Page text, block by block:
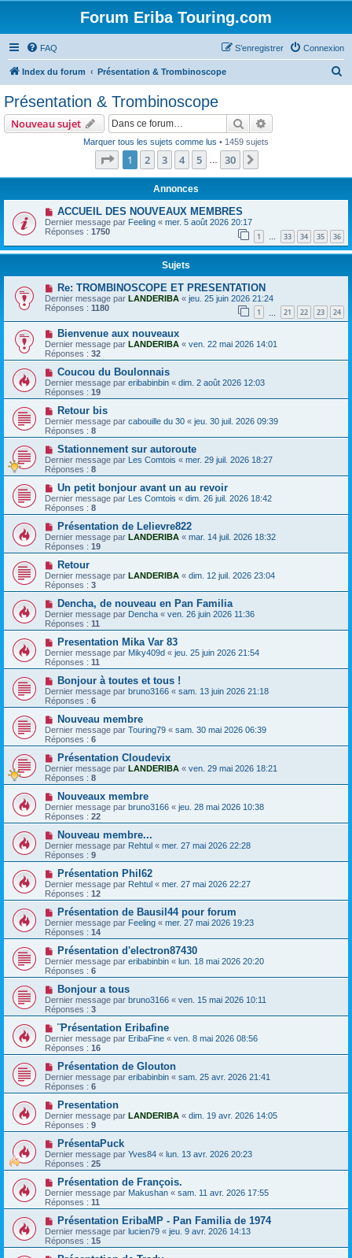
Forum Eriba Touring.com
FAQ Connexion
S’enregistrer
Index du forum Présentation & Trombinoscope
h
r
Présentation & Trombinoscope
Nouveau sujet Rechercher
Marquer tous les sujets comme lus • 1459 sujets
Page 1sur30
1 2 3 4 5 30
Annonces
ACCUEIL DES NOUVEAUX MEMBRES
Dernier message par Feeling « mer. 5 août 2026 20:17
Réponses : 1750 1 … 33 34 35 36
Sujets
Re: TROMBINOSCOPE ET PRESENTATION
Dernier message par LANDERIBA « jeu. 25 juin 2026 21:24
Réponses : 1180 1 21 22 23 24
Bienvenue aux nouveaux
Dernier message par LANDERIBA « ven. 22 mai 2026 14:01
Réponses : 32
Coucou du Boulonnais
Dernier message par eribabinbin « dim. 2 août 2026 12:03
Réponses : 19
Retour bis
Dernier message par cabouille du 30 « jeu. 30 juil. 2026 09:39
Réponses : 8
Stationnement sur autoroute
Dernier message par Les Comtois « mer. 29 juil. 2026 18:27
Réponses : 8
Un petit bonjour avant un au revoir
Dernier message par Les Comtois « dim. 26 juil. 2026 18:42
Réponses : 8
Présentation de Lelievre822
Dernier message par LANDERIBA « mar. 14 juil. 2026 18:32
Réponses : 19
Retour
Dernier message par LANDERIBA « dim. 12 juil. 2026 23:04
Réponses : 3
Dencha, de nouveau en Pan Familia
Dernier message par Dencha « ven. 26 juin 2026 11:36
Réponses : 11
Presentation Mika Var 83
Dernier message par Miky409d « jeu. 25 juin 2026 21:54
Réponses : 11
Bonjour à toutes et tous !
Dernier message par bruno3166 « sam. 13 juin 2026 21:18
Réponses : 6
Nouveau membre
Dernier message par Touring79 « sam. 30 mai 2026 06:39
Réponses : 6
Présentation Cloudevix
Dernier message par LANDERIBA « ven. 29 mai 2026 18:21
Réponses : 8
Nouveaux membre
Dernier message par bruno3166 « jeu. 28 mai 2026 10:38
Réponses : 22
Nouveau membre...
Dernier message par Rehtul « mer. 27 mai 2026 22:28
Réponses : 9
Présentation Phil62
Dernier message par Rehtul « mer. 27 mai 2026 22:27
Réponses : 12
Présentation de Bausil44 pour forum
Dernier message par Feeling « mer. 27 mai 2026 19:23
Réponses : 14
Présentation d'electron87430
Dernier message par eribabinbin « lun. 18 mai 2026 20:20
Réponses : 6
Bonjour a tous
Dernier message par bruno3166 « ven. 15 mai 2026 10:11
Réponses : 3
¨Présentation Eribafine
Dernier message par EribaFine « ven. 8 mai 2026 08:56
Réponses : 16
Présentation de Glouton
Dernier message par eribabinbin « sam. 25 avr. 2026 21:41
Réponses : 6
Presentation
Dernier message par LANDERIBA « dim. 19 avr. 2026 14:05
Réponses : 9
PrésentaPuck
Dernier message par Yves84 « lun. 13 avr. 2026 20:23
Réponses : 25
Présentation de François.
Dernier message par Makushan « sam. 11 avr. 2026 17:55
Réponses : 11
Présentation EribaMP - Pan Familia de 1974
Dernier message par lucien79 « jeu. 9 avr. 2026 14:13
Réponses : 15